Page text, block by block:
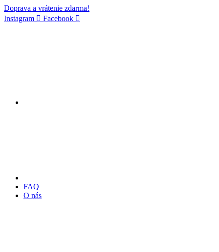
Doprava a vrátenie zdarma!
Instagram
Facebook
FAQ
O nás